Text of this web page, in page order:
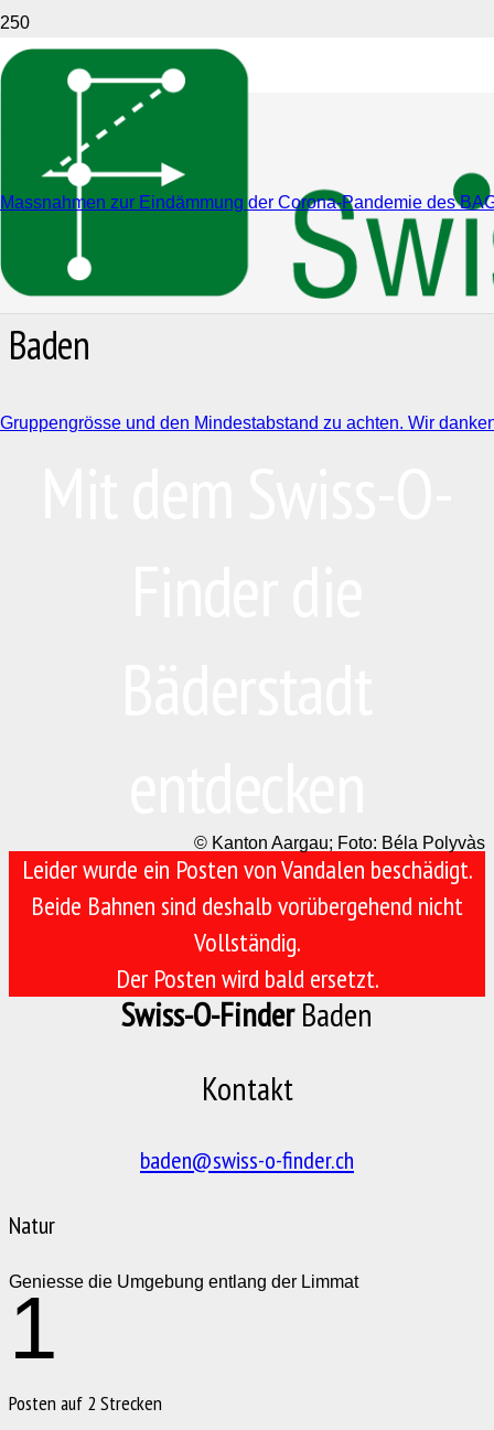
Massnahmen zur Eindämmung der Corona-Pandemie des
Gruppengrösse und den Mindestabstand zu achten. Wir
Baden
© Kanton Aargau; Foto: Béla Polyvàs
Leider wurde ein Posten von Vandalen beschädigt.
Beide Bahnen sind deshalb vorübergehend nicht
Vollständig.
Der Posten wird bald ersetzt.
Swiss-O-FinderBaden
Kontakt
baden@swiss-o-finder.ch
Natur
Geniesse die Umgebung entlang der Limmat
1
Posten auf 2 Strecken